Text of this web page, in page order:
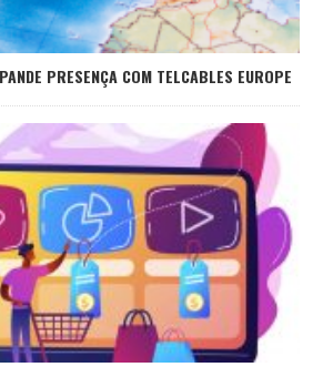
PRESENÇA COM TELCABLES EUROPE